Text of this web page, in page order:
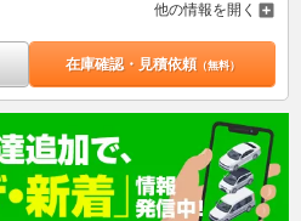
他の情報を開く
在庫確認・見積依頼（無料）